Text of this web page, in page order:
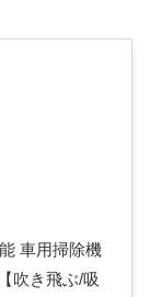
車用掃除機
吹き飛ぶ/吸